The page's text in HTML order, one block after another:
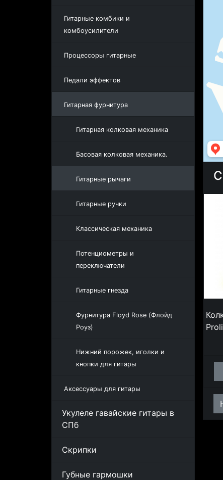
Гитарные комбики и
комбоусилители
Процессоры гитарные
Педали эффектов
Гитарная фурнитура
Гитарная колковая механика
Басовая колковая механика.
Гитарные рычаги
Гитарные ручки
Классическая механика
Потенциометры и
переключатели
Гитарные гнезда
Фурнитура Floyd Rose (Флойд
Роуз)
Нижний порожек, иголки и
кнопки для гитары
Аксессуары для гитары
Укулеле гавайские гитары в
СПб
Скрипки
Губные гармошки